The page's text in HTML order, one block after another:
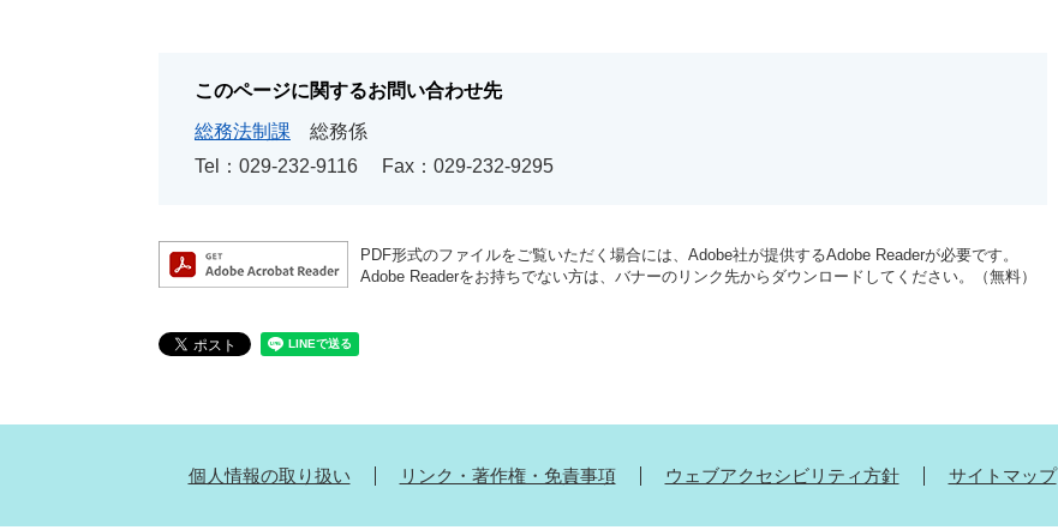
このページに関するお問い合わせ先
総務法制課
総務係
Tel：029-232-9116
Fax：029-232-9295
PDF形式のファイルをご覧いただく場合には、Adobe社が提供するAdobe Readerが必要です。
Adobe Readerをお持ちでない方は、バナーのリンク先からダウンロードしてください。（無料）
個人情報の取り扱い リンク・著作権・免責事項 ウェブアクセシビリティ方針 サイトマップ